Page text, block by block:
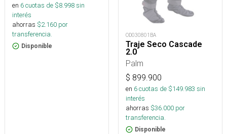
en 6cuotas de $8.998sin
interés
ahorras $2.160 por
transferencia.
Disponible
OD030801BA
Traje Seco Cascade
2.0
Palm
$ 899.900
en 6cuotas de $149.983 sin
interés
ahorras $36.000 por
transferencia.
Disponible